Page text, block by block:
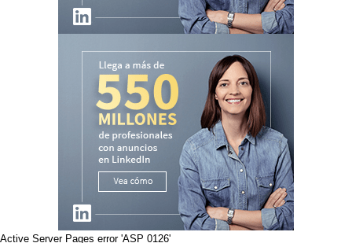
Active Server Pages error 'ASP 0126'